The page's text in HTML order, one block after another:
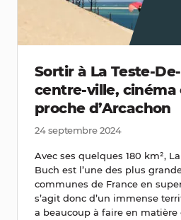
Sortir à La Teste-
centre-ville, cinéma
proche d’Arcachon
24 septembre 2024
Avec ses quelques 180 km²,
Buch est l’une des plus
communes de France en
s’agit donc d’un immense
a beaucoup à faire en matière